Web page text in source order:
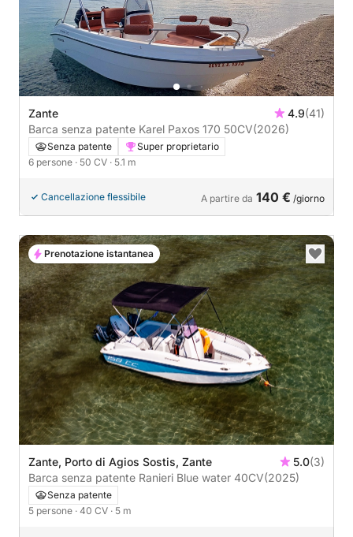
Zante 4.9(41)
Barca senza patente Karel Paxos 170 50CV(2026)
Senza patente
Super proprietario
6 persone · 50 CV · 5.1 m
Cancellazione flessibile A partire da 140 € /giorno
Zante, Porto di Agios Sostis, Zante 5.0(3)
Barca senza patente Ranieri Blue water 40CV(2025)
Senza patente
5 persone · 40 CV · 5 m
Prenotazione istantanea